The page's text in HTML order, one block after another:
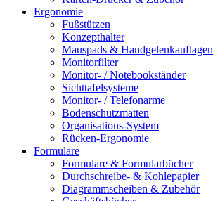
Ergonomie
Fußstützen
Konzepthalter
Mauspads & Handgelenkauflagen
Monitorfilter
Monitor- / Notebookständer
Sichttafelsysteme
Monitor- / Telefonarme
Bodenschutzmatten
Organisations-System
Rücken-Ergonomie
Formulare
Formulare & Formularbücher
Durchschreibe- & Kohlepapier
Diagrammscheiben & Zubehör